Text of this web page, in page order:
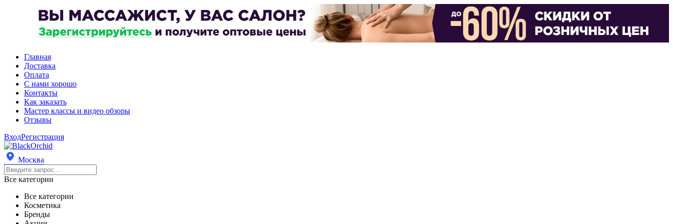
Главная
Доставка
Оплата
С нами хорошо
Контакты
Как заказать
Мастер классы и видео обзоры
Отзывы
ВходРегистрация
Москва
Все категории
Все категории
Косметика
Бренды